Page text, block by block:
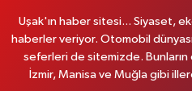
Uşak'ın haber sitesi... Siyaset,
haberler veriyor. Otomobil
seferleri de sitemizde. Bunların
İzmir, Manisa ve Muğla gibi